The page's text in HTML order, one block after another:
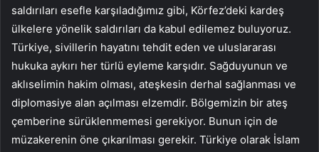
saldırıları esefle karşıladığımız gibi, Körfez’deki kardeş
ülkelere yönelik saldırıları da kabul edilemez buluyoruz.
Türkiye, sivillerin hayatını tehdit eden ve uluslararası
hukuka aykırı her türlü eyleme karşıdır. Sağduyunun ve
aklıselimin hakim olması, ateşkesin derhal sağlanması ve
diplomasiye alan açılması elzemdir. Bölgemizin bir ateş
çemberine sürüklenmemesi gerekiyor. Bunun için de
müzakerenin öne çıkarılması gerekir. Türkiye olarak İslam